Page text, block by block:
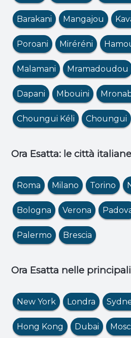
Barakani Mangajou
Poroani Miréréni
Malamani Mramadoudou
Dapani Mbouini
Choungui Kéli Choungui
Ora Esatta: le città
Roma Milano Torino
Bologna Verona
Palermo Brescia
Ora Esatta nelle
New York Londra
Hong Kong Dubai